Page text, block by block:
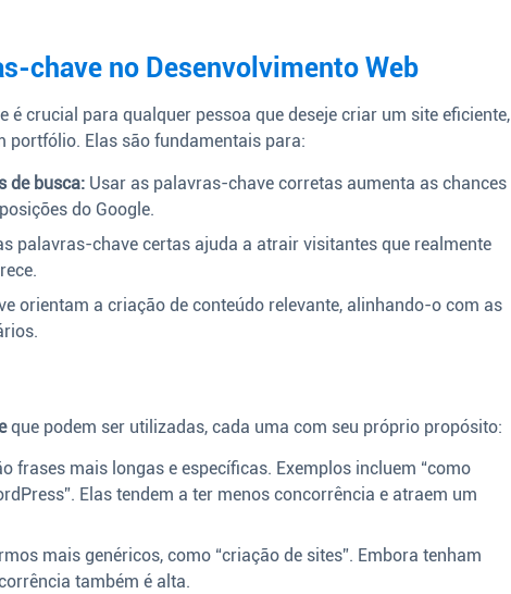
chave no Desenvolvimento Web
é crucial para qualquer pessoa que deseje criar um site eficiente,
portfólio. Elas são fundamentais para:
de busca: Usar as palavras-chave corretas aumenta as chances
do Google.
palavras-chave certas ajuda a atrair visitantes que realmente
orientam a criação de conteúdo relevante, alinhando-o com as
que podem ser utilizadas, cada uma com seu próprio propósito:
frases mais longas e específicas. Exemplos incluem “como
Elas tendem a ter menos concorrência e atraem um
mais genéricos, como “criação de sites”. Embora tenham
também é alta.